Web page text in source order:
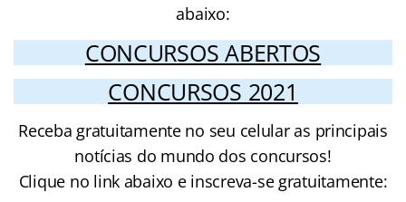
abaixo:
CONCURSOS ABERTOS
CONCURSOS 2021
Receba gratuitamente no seu celular as principais
notícias do mundo dos concursos!
Clique no link abaixo e inscreva-se gratuitamente: